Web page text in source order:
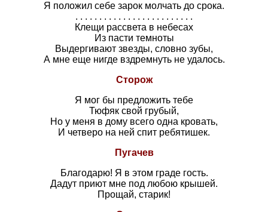
Я положил себе зарок молчать до срока.
. . . . . . . . . . . . . . . . . . . . . . . . .
Клещи рассвета в небесах
Из пасти темноты
Выдергивают звезды, словно зубы,
А мне еще нигде вздремнуть не удалось.
Сторож
Я мог бы предложить тебе
Тюфяк свой грубый,
Но у меня в дому всего одна кровать,
И четверо на ней спит ребятишек.
Пугачев
Благодарю! Я в этом граде гость.
Дадут приют мне под любою крышей.
Прощай, старик!